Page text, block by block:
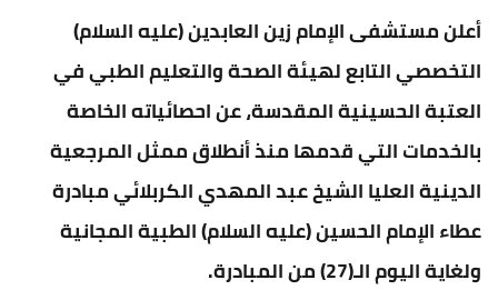
أعلن مستشفى الإمام زين العابدين (عليه السلام)
التخصصي التابع لهيئة الصحة والتعليم الطبي في
العتبة الحسينية المقدسة، عن احصائياته الخاصة
بالخدمات التي قدمها منذ أنطلاق ممثل المرجعية
الدينية العليا الشيخ عبد المهدي الكربلائي مبادرة
عطاء الإمام الحسين (عليه السلام) الطبية المجانية
ولغاية اليوم الـ(27) من المبادرة.